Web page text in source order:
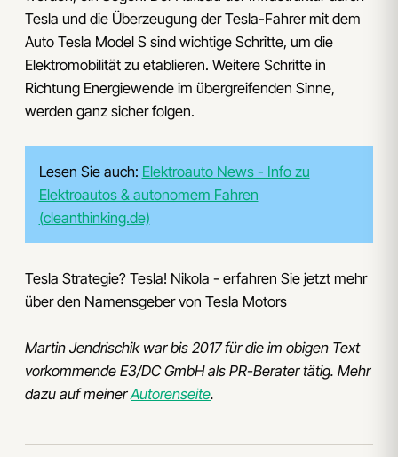
Tesla und die Überzeugung der Tesla-Fahrer mit dem
Auto Tesla Model S sind wichtige Schritte, um die
Elektromobilität zu etablieren. Weitere Schritte in
Richtung Energiewende im übergreifenden Sinne,
werden ganz sicher folgen.
Lesen Sie auch: Elektroauto News - Info zu
Elektroautos & autonomem Fahren
(cleanthinking.de)
Tesla Strategie? Tesla! Nikola - erfahren Sie jetzt mehr
über den Namensgeber von Tesla Motors
Martin Jendrischik war bis 2017 für die im obigen Text
vorkommende E3/DC GmbH als PR-Berater tätig. Mehr
dazu auf meinerAutorenseite.